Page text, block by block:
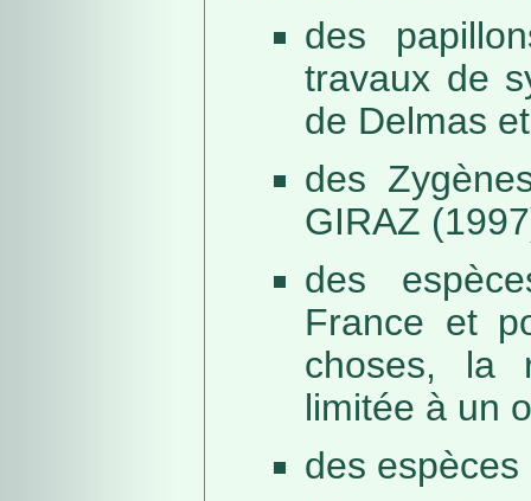
des
travaux de
de Delmas
des
GIRAZ
des
France et
choses, la
limitée à un
des